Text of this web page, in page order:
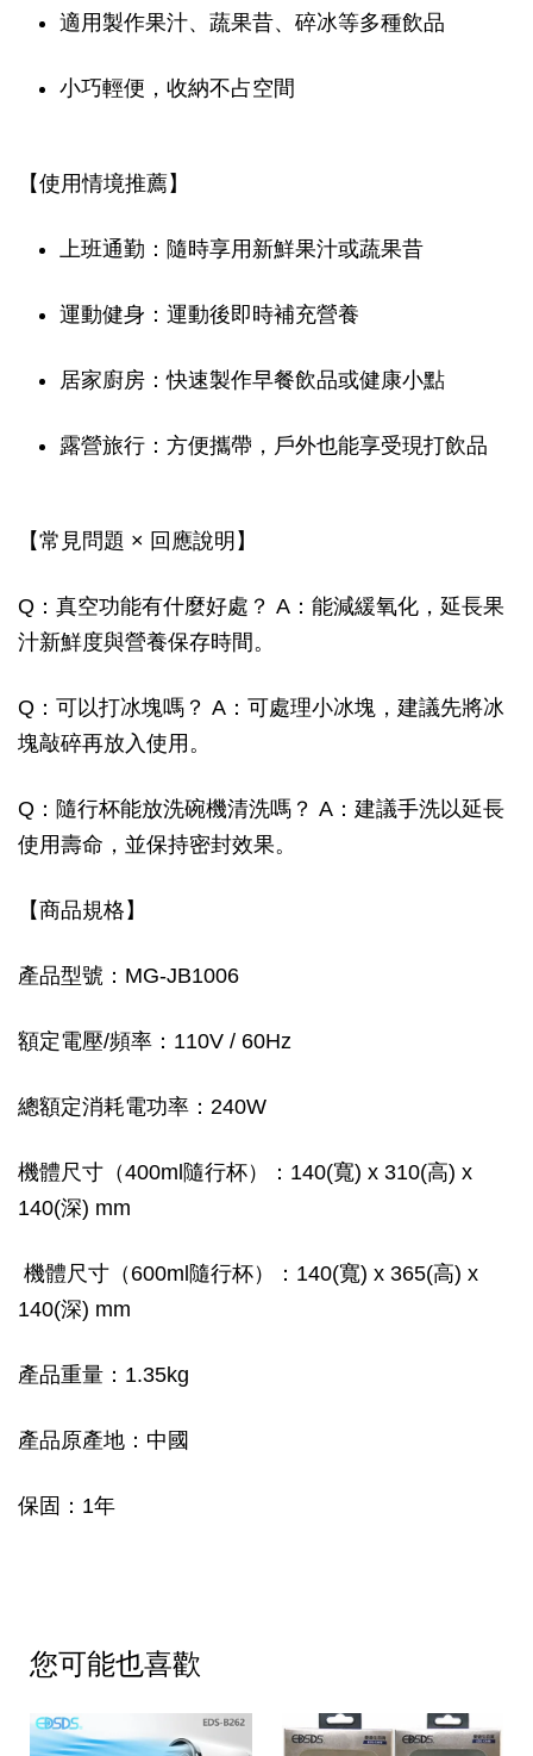
適用製作果汁、蔬果昔、碎冰等多種飲品
小巧輕便，收納不占空間
【使用情境推薦】
上班通勤：隨時享用新鮮果汁或蔬果昔
運動健身：運動後即時補充營養
居家廚房：快速製作早餐飲品或健康小點
露營旅行：方便攜帶，戶外也能享受現打飲品
【常見問題 × 回應說明】
Q：真空功能有什麼好處？ A：能減緩氧化，延長果
汁新鮮度與營養保存時間。
Q：可以打冰塊嗎？ A：可處理小冰塊，建議先將冰
塊敲碎再放入使用。
Q：隨行杯能放洗碗機清洗嗎？ A：建議手洗以延長
使用壽命，並保持密封效果。
【商品規格】
產品型號：MG-JB1006
額定電壓/頻率：110V / 60Hz
總額定消耗電功率：240W
機體尺寸（400ml隨行杯）：140(寬) x 310(高) x
140(深) mm
機體尺寸（600ml隨行杯）：140(寬) x 365(高) x
140(深) mm
產品重量：1.35kg
產品原產地：中國
保固：1年
您可能也喜歡